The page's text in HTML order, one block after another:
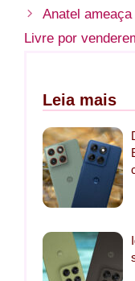
Anatel
Livre por
Leia mais